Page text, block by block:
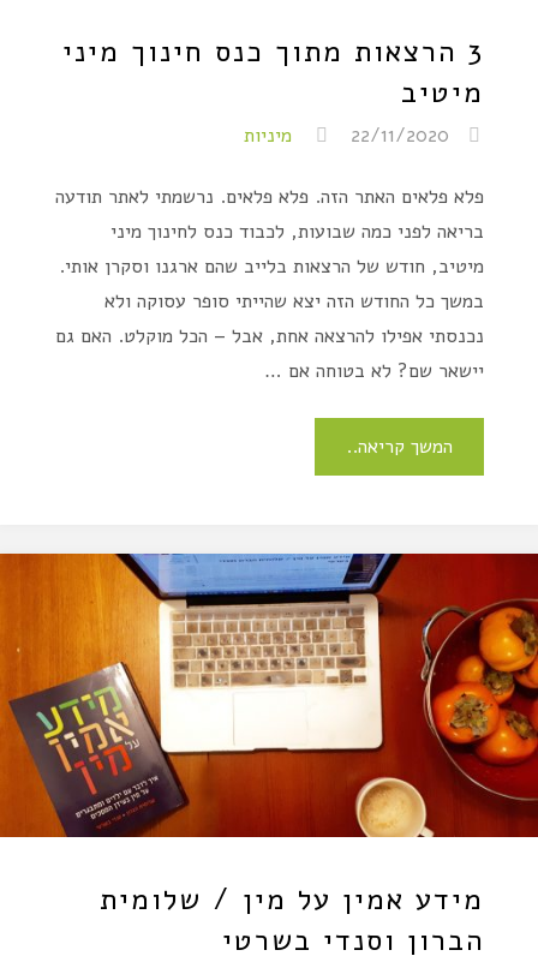
3 הרצאות מתוך כנס חינוך מיני
מיטיב
22/11/2020 מיניות
פלא פלאים האתר הזה. פלא פלאים. נרשמתי לאתר תודעה
בריאה לפני כמה שבועות, לכבוד כנס לחינוך מיני
מיטיב, חודש של הרצאות בלייב שהם ארגנו וסקרן אותי.
במשך כל החודש הזה יצא שהייתי סופר עסוקה ולא
נכנסתי אפילו להרצאה אחת, אבל – הכל מוקלט. האם גם
יישאר שם? לא בטוחה אם …
המשך קריאה..
מידע אמין על מין / שלומית
הברון וסנדי בשרטי